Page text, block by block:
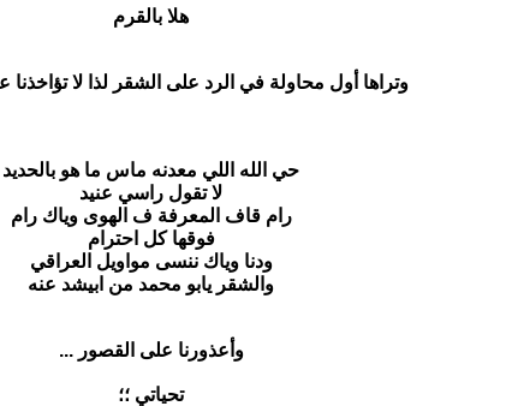
هلا بالقرم
وتراها أول محاولة في الرد على الشقر لذا لا تؤاخذنا
حي الله اللي معدنه ماس ما هو بالحديد
لا تقول راسي عنيد
رام قاف المعرفة ف الهوى وياك رام
فوقها كل احترام
ودنا وياك ننسى مواويل العراقي
والشقر يابو محمد من ابيشد عنه
وأعذورنا على القصور ...
تحياتي ؛؛